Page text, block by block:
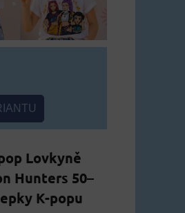
Lovkyně
Hunters 50–
K-popu